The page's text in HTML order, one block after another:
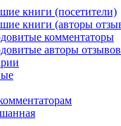
книги (посетители)
книги (авторы
комментаторы
авторы отзывов